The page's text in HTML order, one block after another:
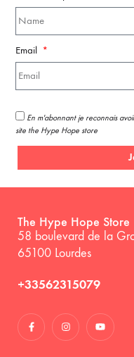
Email
En m'abonnant je reconnais
site the Hype Hope store
The Hype Hope Store
58 boulevard de la
65100 Lourdes
+33562315079